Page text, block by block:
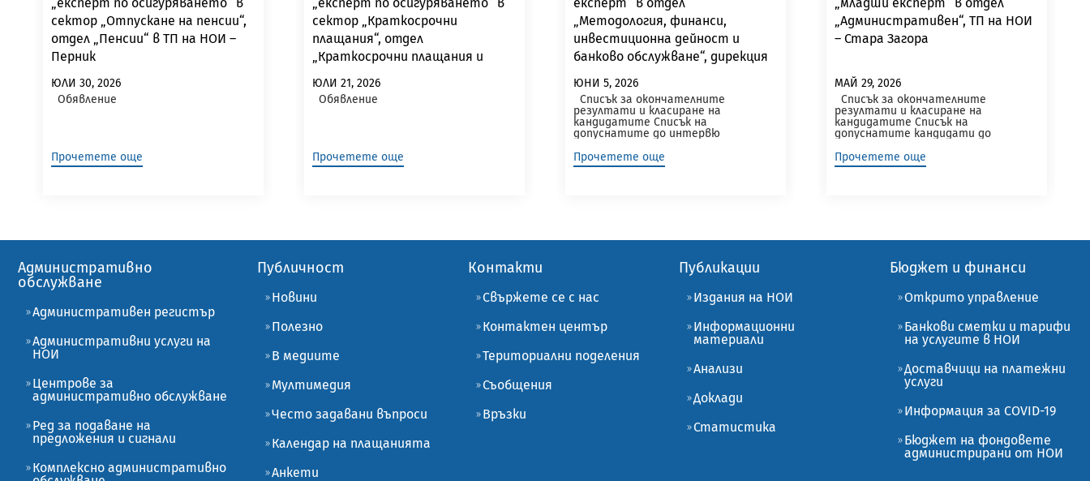
сектор „Отпускане на пенсии“,
отдел „Пенсии“ в ТП на НОИ –
Перник
ЮЛИ 30, 2026
Обявление
Прочетете още
сектор „Краткосрочни
плащания“, отдел
„Краткосрочни плащания и
Пазарджик, с месторабота в гр.
ЮЛИ 21, 2026
Обявление
Прочетете още
„Методология, финанси,
инвестиционна дейност и
банково обслужване“, дирекция
дейност“ в ЦУ на НОИ
ЮНИ 5, 2026
Списък за окончателните
резултати и класиране на
кандидатите Списък на
допуснатите до интервю
Прочетете още
„Административен“, ТП на НОИ
– Стара Загора
МАЙ 29, 2026
Списък за окончателните
резултати и класиране на
кандидатите Списък на
допуснатите кандидати до
Прочетете още
Административно
обслужване
Административен регистър
Административни услуги на
НОИ
Центрове за
административно обслужване
Ред за подаване на
предложения и сигнали
Комплексно административно
Публичност
Новини
Полезно
В медиите
Мултимедия
Често задавани въпроси
Календар на плащанията
Анкети
Контакти
Свържете се с нас
Контактен център
Териториални поделения
Съобщения
Връзки
Публикации
Издания на НОИ
Информационни
материали
Анализи
Доклади
Статистика
Бюджет и финанси
Открито управление
Банкови сметки и тарифи
на услугите в НОИ
Доставчици на платежни
услуги
Информация за COVID-19
Бюджет на фондовете
администрирани от НОИ